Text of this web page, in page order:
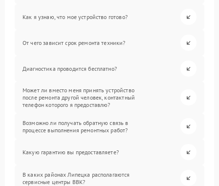
Как я узнаю, что мое устройство готово?
От чего зависит срок ремонта техники?
Диагностика проводится бесплатно?
Может ли вместо меня принять устройство
после ремонта другой человек, контактный
телефон которого я предоставлю?
Возможно ли получать обратную связь в
процессе выполнения ремонтных работ?
Какую гарантию вы предоставляете?
В каких районах Липецка располагаются
сервисные центры BBK?